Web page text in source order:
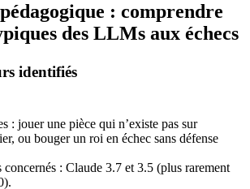
: comprendre
des LLMs aux échecs
identifiés
: jouer une pièce qui n’existe pas sur
ou bouger un roi en échec sans défense
concernés : Claude 3.7 et 3.5 (plus rarement